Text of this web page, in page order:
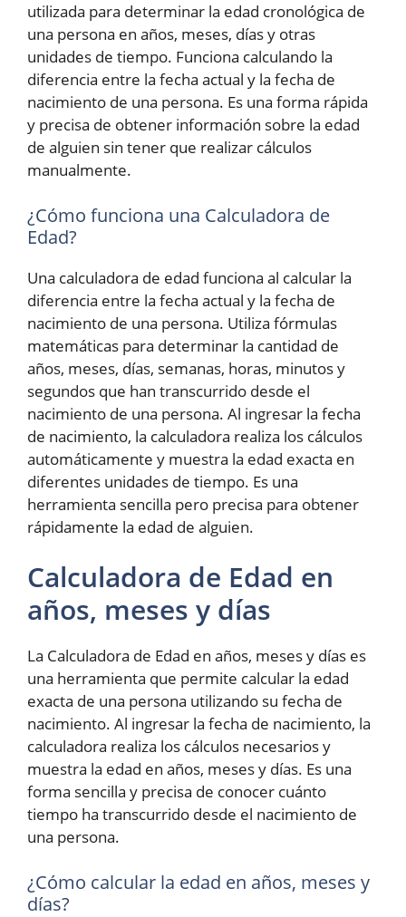
utilizada para determinar la edad cronológica de
una persona en años, meses, días y otras
unidades de tiempo. Funciona calculando la
diferencia entre la fecha actual y la fecha de
nacimiento de una persona. Es una forma rápida
y precisa de obtener información sobre la edad
de alguien sin tener que realizar cálculos
manualmente.
¿Cómo funciona una Calculadora de
Edad?
Una calculadora de edad funciona al calcular la
diferencia entre la fecha actual y la fecha de
nacimiento de una persona. Utiliza fórmulas
matemáticas para determinar la cantidad de
años, meses, días, semanas, horas, minutos y
segundos que han transcurrido desde el
nacimiento de una persona. Al ingresar la fecha
de nacimiento, la calculadora realiza los cálculos
automáticamente y muestra la edad exacta en
diferentes unidades de tiempo. Es una
herramienta sencilla pero precisa para obtener
rápidamente la edad de alguien.
Calculadora de Edad en
años, meses y días
La Calculadora de Edad en años, meses y días es
una herramienta que permite calcular la edad
exacta de una persona utilizando su fecha de
nacimiento. Al ingresar la fecha de nacimiento, la
calculadora realiza los cálculos necesarios y
muestra la edad en años, meses y días. Es una
forma sencilla y precisa de conocer cuánto
tiempo ha transcurrido desde el nacimiento de
una persona.
¿Cómo calcular la edad en años, meses y
días?